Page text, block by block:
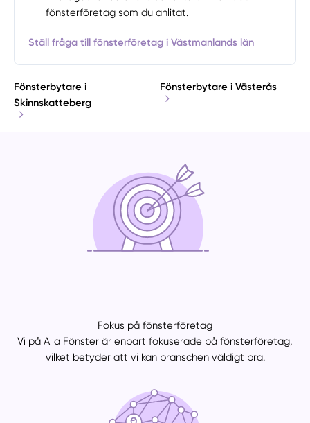
fönsterföretag som du anlitat.
Ställ fråga till fönsterföretag i Västmanlands län
Fönsterbytare i
Skinnskatteberg
Fönsterbytare i Västerås
Fokus på fönsterföretag
Vi på Alla Fönster är enbart fokuserade på fönsterföretag,
vilket betyder att vi kan branschen väldigt bra.